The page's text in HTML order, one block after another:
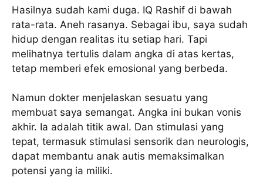
Hasilnya sudah kami duga. IQ Rashif di bawah
rata-rata. Aneh rasanya. Sebagai ibu, saya sudah
hidup dengan realitas itu setiap hari. Tapi
melihatnya tertulis dalam angka di atas kertas,
tetap memberi efek emosional yang berbeda.
Namun dokter menjelaskan sesuatu yang
membuat saya semangat. Angka ini bukan vonis
akhir. Ia adalah titik awal. Dan stimulasi yang
tepat, termasuk stimulasi sensorik dan neurologis,
dapat membantu anak autis memaksimalkan
potensi yang ia miliki.